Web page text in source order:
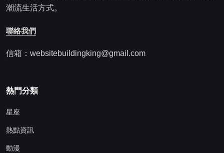
潮流生活方式。
聯絡我們
信箱：websitebuildingking@gmail.com
熱門分類
星座
熱點資訊
動漫